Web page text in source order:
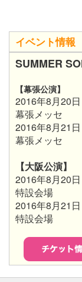
イベント情報
SUMMER
【幕張公演】
2016年8月20
幕張メッセ
2016年8月21
幕張メッセ
【大阪公演】
2016年8月20
特設会場
2016年8月21
特設会場